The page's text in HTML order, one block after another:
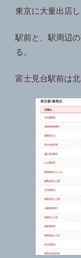
東京に大量出店し
駅前と、駅周辺
る。
富士見台駅前は